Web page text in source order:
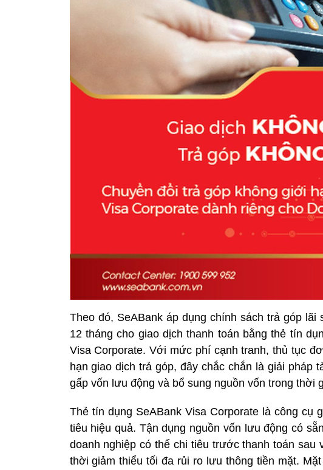
Theo đó, SeABank áp dụng chính sách trả góp
12 tháng cho giao dịch thanh toán bằng thẻ tín
Visa Corporate. Với mức phí cạnh tranh, thủ tục
hạn giao dịch trả góp, đây chắc chắn là giải pháp
gấp vốn lưu động và bổ sung nguồn vốn trong thời
Thẻ tín dụng SeABank Visa Corporate là công cụ
tiêu hiệu quả. Tận dụng nguồn vốn lưu động có
doanh nghiệp có thể chi tiêu trước thanh toán
thời giảm thiểu tối đa rủi ro lưu thông tiền mặt.